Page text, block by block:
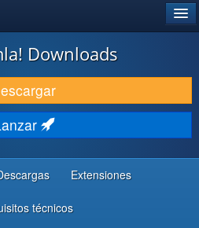
Downloads
Extensiones
técnicos